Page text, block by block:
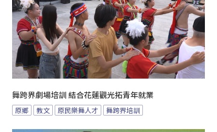
舞跨界劇場培訓 結合花蓮觀光拓青年就業
原鄉 教文 原民樂舞人才 舞跨界培訓